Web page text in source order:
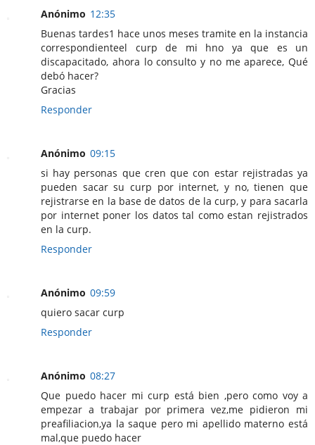
Anónimo 12:35
Buenas tardes1 hace unos meses tramite en la instancia
correspondienteel curp de mi hno ya que es un
discapacitado, ahora lo consulto y no me aparece, Qué
debó hacer?
Gracias
Responder
Anónimo 09:15
si hay personas que cren que con estar rejistradas ya
pueden sacar su curp por internet, y no, tienen que
rejistrarse en la base de datos de la curp, y para sacarla
por internet poner los datos tal como estan rejistrados
en la curp.
Responder
Anónimo 09:59
quiero sacar curp
Responder
Anónimo 08:27
Que puedo hacer mi curp está bien ,pero como voy a
empezar a trabajar por primera vez,me pidieron mi
preafiliacion,ya la saque pero mi apellido materno está
mal,que puedo hacer